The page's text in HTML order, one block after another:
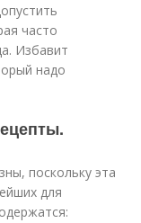
часто
Избавит
надо
поскольку эта
для